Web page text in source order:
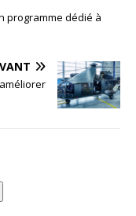
programme dédié à